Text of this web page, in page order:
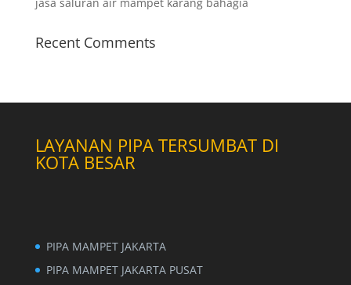
Recent Comments
LAYANAN PIPA TERSUMBAT DI
KOTA BESAR
PIPA MAMPET JAKARTA
PIPA MAMPET JAKARTA PUSAT